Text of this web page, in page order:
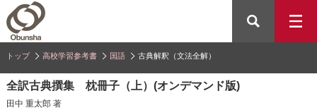
トップ 高校学習参考書 国語 古典解釈（文法全解）
全訳古典撰集 枕冊子（上）(オンデマンド版)
田中 重太郎 著